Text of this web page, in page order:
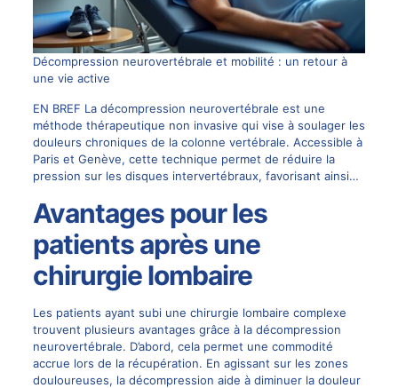
Décompression neurovertébrale et mobilité : un retour à
une vie active
EN BREF La décompression neurovertébrale est une
méthode thérapeutique non invasive qui vise à soulager les
douleurs chroniques de la colonne vertébrale. Accessible à
Paris et Genève, cette technique permet de réduire la
pression sur les disques intervertébraux, favorisant ainsi…
Avantages pour les
patients après une
chirurgie lombaire
Les patients ayant subi une chirurgie lombaire complexe
trouvent plusieurs avantages grâce à la décompression
neurovertébrale. D’abord, cela permet une commodité
accrue lors de la récupération. En agissant sur les zones
douloureuses, la décompression aide à diminuer la douleur